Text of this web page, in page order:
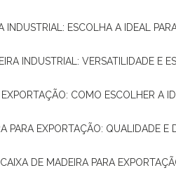
INDUSTRIAL: ESCOLHA A IDEAL
INDUSTRIAL: VERSATILIDADE E
EXPORTAÇÃO: COMO ESCOLHER A
PARA EXPORTAÇÃO: QUALIDADE E
CAIXA DE MADEIRA PARA